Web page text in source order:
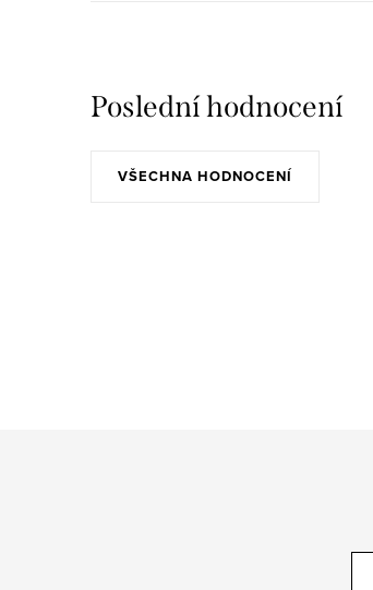
Poslední hodnocení
VŠECHNA HODNOCENÍ